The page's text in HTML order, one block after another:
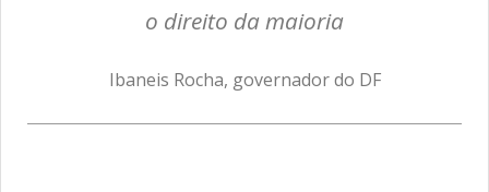
o direito da maioria
Ibaneis Rocha, governador do DF